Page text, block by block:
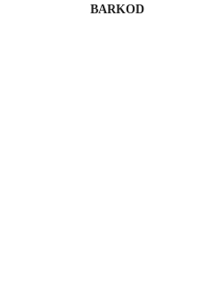
BARKOD